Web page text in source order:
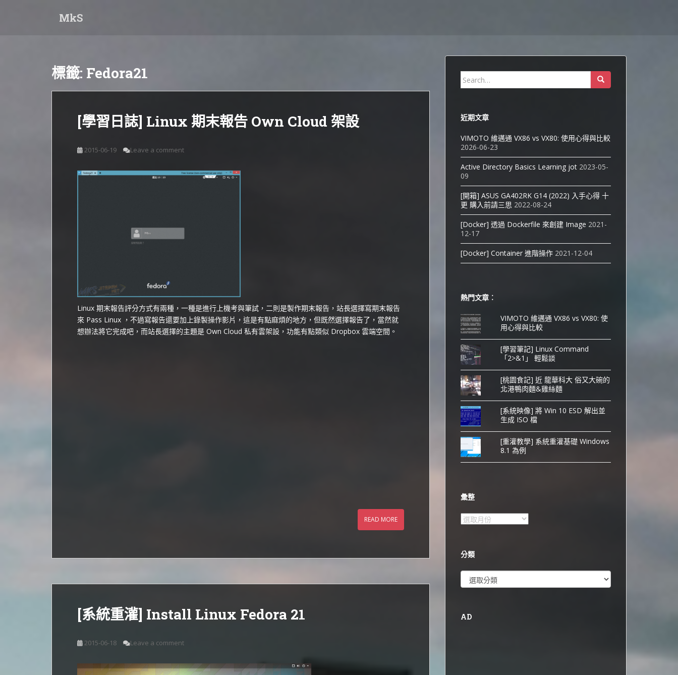
MkS
標籤: Fedora21
[學習日誌] Linux 期末報告 Own Cloud 架設
2015-06-19 Leave a comment
Linux 期末報告評分方式有兩種，一種是進行上機考與筆試，二則是製作期末報告，站長選擇寫期末報告
來 Pass Linux ，不過寫報告還要加上錄製操作影片，這是有點麻煩的地方，但既然選擇報告了，當然就
想辦法將它完成吧，而站長選擇的主題是 Own Cloud 私有雲架設，功能有點類似 Dropbox 雲端空間。
READ MORE
[系統重灌] Install Linux Fedora 21
2015-06-18 Leave a comment
Search
for:
近期文章
VIMOTO 維邁通 VX86 vs VX80: 使用心得與比較
2026-06-23
Active Directory Basics Learning jot 2023-05-
09
[開箱] ASUS GA402RK G14 (2022) 入手心得 十
更 購入前請三思 2022-08-24
[Docker] 透過 Dockerfile 來創建 Image 2021-
12-17
[Docker] Container 進階操作 2021-12-04
熱門文章︰
VIMOTO 維邁通 VX86 vs VX80: 使
用心得與比較
[學習筆記] Linux Command
「2>&1」 輕鬆談
[桃園食記] 近 龍華科大 俗又大碗的
北港鴨肉麵&雞絲麵
[系統映像] 將 Win 10 ESD 解出並
生成 ISO 檔
[重灌教學] 系統重灌基礎 Windows
8.1 為例
彙整
彙
分類
類
AD